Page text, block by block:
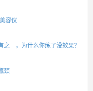
容仪
一，为什么你练了没效果？
颈